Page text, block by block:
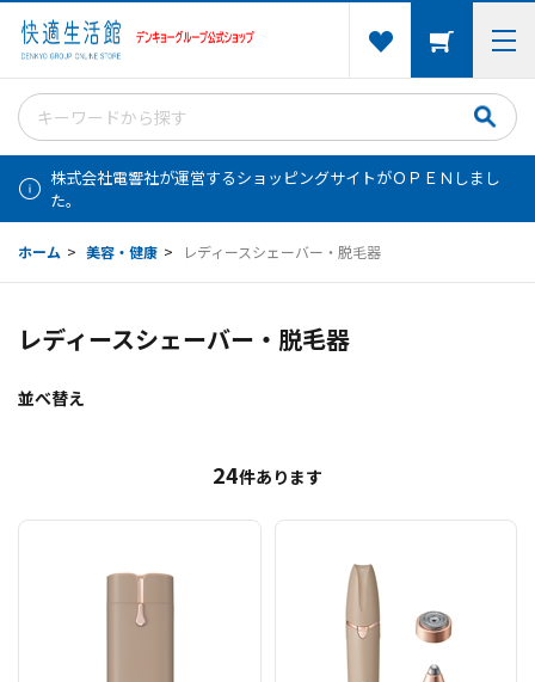
株式会社電響社が運営するショッピングサイトがＯＰＥＮしまし
た。
ホーム > 美容・健康 > レディースシェーバー・脱毛器
レディースシェーバー・脱毛器
並べ替え
24件あります